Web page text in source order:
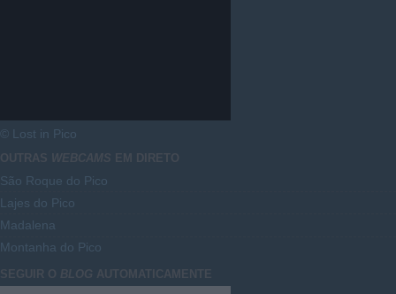
© Lost in Pico
OUTRAS WEBCAMS EM DIRETO
São Roque do Pico
Lajes do Pico
Madalena
Montanha do Pico
SEGUIR O BLOG AUTOMATICAMENTE